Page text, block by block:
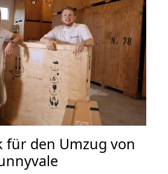
für den Umzug von